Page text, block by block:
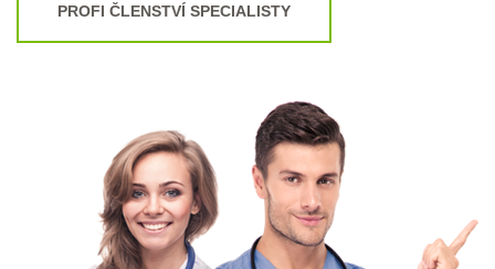
PROFI ČLENSTVÍ SPECIALISTY